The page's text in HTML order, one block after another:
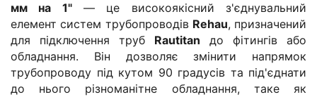
мм на 1"— це високоякісний з'єднувальний
елемент систем трубопроводів Rehau, призначений
для підключення труб Rautitan до фітингів або
обладнання. Він дозволяє змінити напрямок
трубопроводу під кутом 90 градусів та під'єднати
до нього різноманітне обладнання, таке як